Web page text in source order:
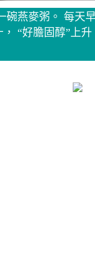
碗燕麥粥。 每天
“好膽固醇”上